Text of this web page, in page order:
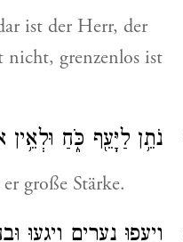
ist der Herr, der
nicht, grenzenlos ist
נֹתֵ֥ן לַיָּעֵ֖ף כֹּ֑חַ וּלְאֵ֥ין
große Stärke.